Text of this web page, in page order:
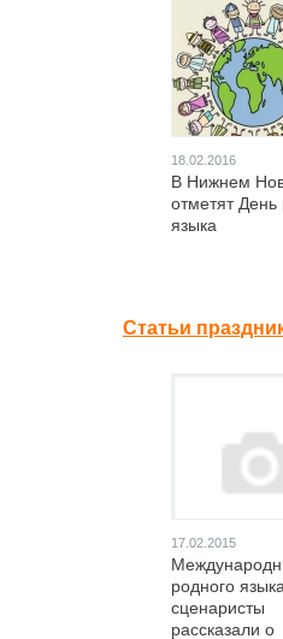
18.02.2016
В Нижнем
отметят День
языка
Статьи
17.02.2015
родного
сценаристы
рассказали о